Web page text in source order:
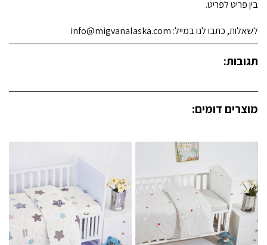
בין פריט לפריט.
לשאלות, כתבו לנו במייל: info@migvanalaska.com
תגובות:
מוצרים דומים: